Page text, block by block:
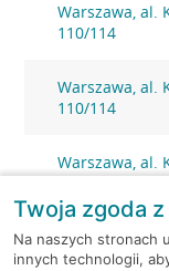
Warszawa, al.
110/114
Warszawa, al.
110/114
Warszawa, al.
Warszawa, al.
Twoja zgoda
Na naszych stronach
innych technologii,